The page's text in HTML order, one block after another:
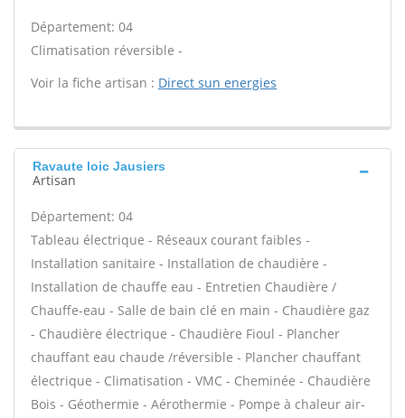
Département: 04
Climatisation réversible -
Voir la fiche artisan : Direct sun energies
Ravaute loic Jausiers
Artisan
Département: 04
Tableau électrique - Réseaux courant faibles -
Installation sanitaire - Installation de chaudière -
Installation de chauffe eau - Entretien Chaudière /
Chauffe-eau - Salle de bain clé en main - Chaudière gaz
- Chaudière électrique - Chaudière Fioul - Plancher
chauffant eau chaude /réversible - Plancher chauffant
électrique - Climatisation - VMC - Cheminée - Chaudière
Bois - Géothermie - Aérothermie - Pompe à chaleur air-